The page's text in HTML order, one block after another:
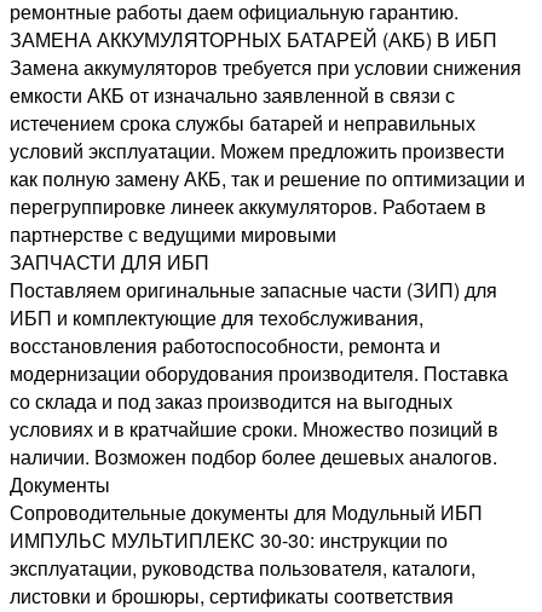
ремонтные работы даем официальную гарантию.
ЗАМЕНА АККУМУЛЯТОРНЫХ БАТАРЕЙ (АКБ) В ИБП
Замена аккумуляторов требуется при условии снижения
емкости АКБ от изначально заявленной в связи с
истечением срока службы батарей и неправильных
условий эксплуатации. Можем предложить произвести
как полную замену АКБ, так и решение по оптимизации и
перегруппировке линеек аккумуляторов. Работаем в
партнерстве с ведущими мировыми
ЗАПЧАСТИ ДЛЯ ИБП
Поставляем оригинальные запасные части (ЗИП) для
ИБП и комплектующие для техобслуживания,
восстановления работоспособности, ремонта и
модернизации оборудования производителя. Поставка
со склада и под заказ производится на выгодных
условиях и в кратчайшие сроки. Множество позиций в
наличии. Возможен подбор более дешевых аналогов.
Документы
Сопроводительные документы для Модульный ИБП
ИМПУЛЬС МУЛЬТИПЛЕКС 30-30: инструкции по
эксплуатации, руководства пользователя, каталоги,
листовки и брошюры, сертификаты соответствия